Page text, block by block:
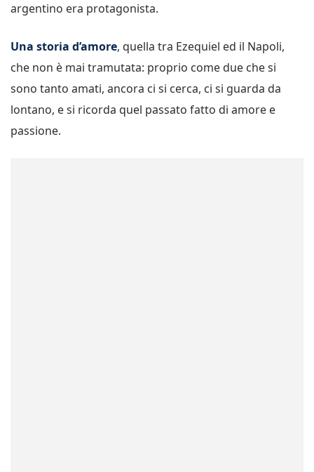
argentino era protagonista.
Una storia d’amore, quella tra Ezequiel ed il Napoli,
che non è mai tramutata: proprio come due che si
sono tanto amati, ancora ci si cerca, ci si guarda da
lontano, e si ricorda quel passato fatto di amore e
passione.